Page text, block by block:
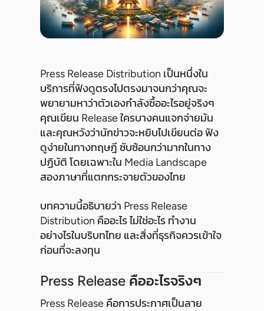
Press Release Distribution เป็นหนึ่งใน
บริการที่ฟังดูตรงไปตรงมาจนกว่าคุณจะ
พยายามหาว่าตัวเองกำลังซื้ออะไรอยู่จริงๆ
คุณเขียน Release ใครบางคนแจกจ่ายมัน
และคุณหวังว่านักข่าวจะหยิบไปเขียนต่อ ฟัง
ดูง่ายในทางทฤษฎี ซับซ้อนกว่ามากในทาง
ปฏิบัติ โดยเฉพาะใน Media Landscape
สองภาษาที่แตกกระจายตัวของไทย
บทความนี้อธิบายว่า Press Release
Distribution คืออะไร ไม่ใช่อะไร ทำงาน
อย่างไรในบริบทไทย และสิ่งที่ธุรกิจควรเข้าใจ
ก่อนที่จะลงทุน
Press Release คืออะไรจริงๆ
Press Release คือการประกาศเป็นลาย